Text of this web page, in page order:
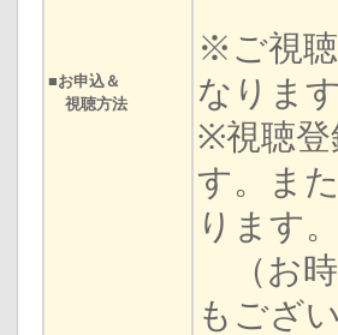
■お申込＆
視聴方法
※ご視
なります
※視聴登
す。ま
ります。
（お時
もござ